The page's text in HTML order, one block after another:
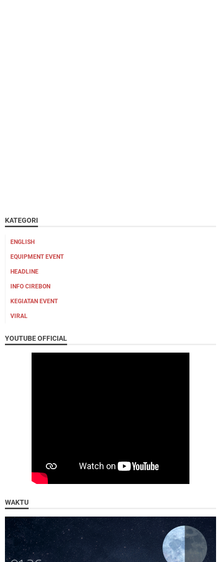
KATEGORI
ENGLISH
EQUIPMENT EVENT
HEADLINE
INFO CIREBON
KEGIATAN EVENT
VIRAL
YOUTUBE OFFICIAL
WAKTU